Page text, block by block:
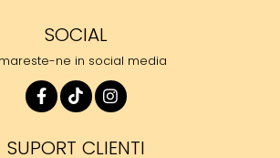
SOCIAL
ne in social media
SUPORT CLIENTI